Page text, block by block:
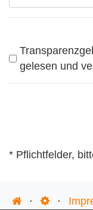
gelesen und
* Pflichtfelder,
⋅ ⋅